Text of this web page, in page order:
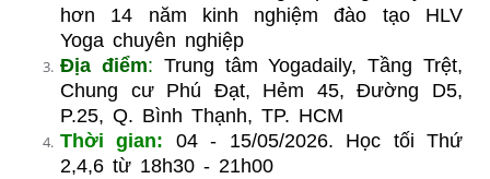
hơn 14 năm kinh nghiệm đào tạo HLV
Yoga chuyên nghiệp
Địa điểm: Trung tâm Yogadaily, Tầng Trệt,
Chung cư Phú Đạt, Hẻm 45, Đường D5,
P.25, Q. Bình Thạnh, TP. HCM
Thời gian:
04 - 15/05/2026. Học tối Thứ
2,4,6 từ 18h30 - 21h00